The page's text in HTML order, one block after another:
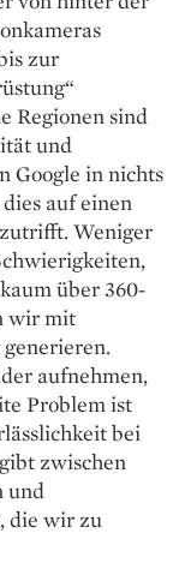
zur
Regionen sind
und
Google in nichts
auf einen
Weniger
über 360-
wir mit
aufnehmen,
Problem ist
bei
zwischen
und
die wir zu